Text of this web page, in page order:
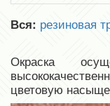
Вся: резиновая
Окраска
цветовую